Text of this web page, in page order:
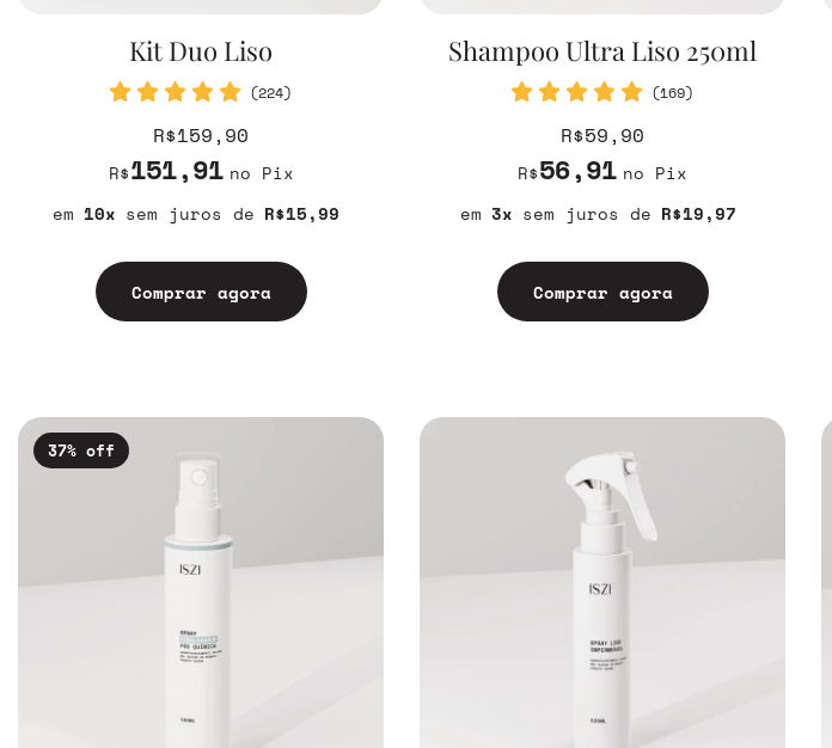
Kit Duo Liso
(224)
R$159,90
R$151,91 no Pix
10
R$15,99
sem juros
Comprar agora
Shampoo Ultra Liso 250ml
(169)
R$59,90
R$56,91 no Pix
3
R$19,97
sem juros
Comprar agora
37% off